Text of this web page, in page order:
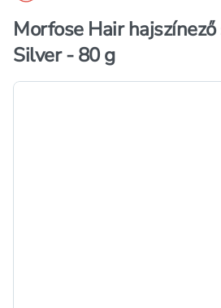
Morfose Hair
Silver - 80 g